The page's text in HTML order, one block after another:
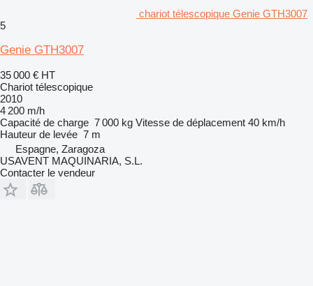
chariot télescopique Genie GTH3007
5
Genie GTH3007
35 000 € HT
Chariot télescopique
2010
4 200 m/h
Capacité de charge 7 000 kg Vitesse de déplacement 40 km/h
Hauteur de levée 7 m
Espagne, Zaragoza
USAVENT MAQUINARIA, S.L.
Contacter le vendeur